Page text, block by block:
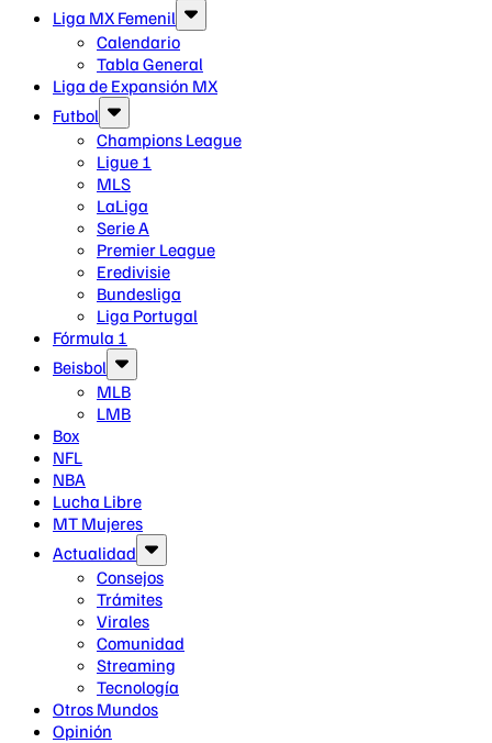
Liga MX Femenil
Calendario
Tabla General
Liga de Expansión MX
Futbol
Champions League
Ligue 1
MLS
LaLiga
Serie A
Premier League
Eredivisie
Bundesliga
Liga Portugal
Fórmula 1
Beisbol
MLB
LMB
Box
NFL
NBA
Lucha Libre
MT Mujeres
Actualidad
Consejos
Trámites
Virales
Comunidad
Streaming
Tecnología
Otros Mundos
Opinión